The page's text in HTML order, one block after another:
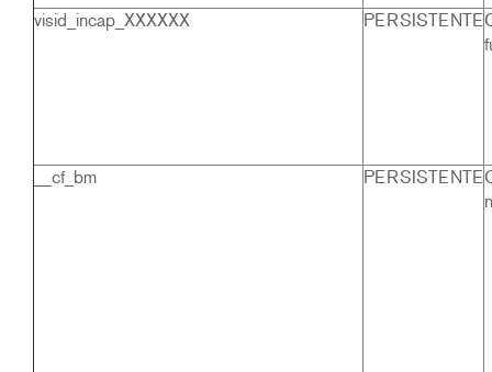
visid_incap_XXXXXX PERSISTENTE
__cf_bm PERSISTENTE